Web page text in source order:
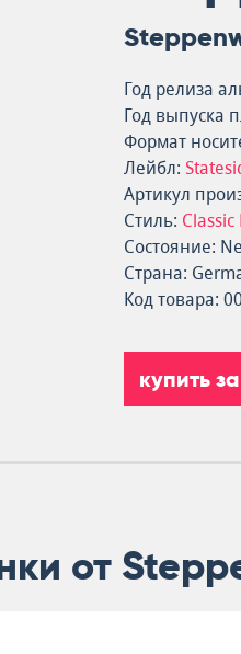
Год релиза
Год выпуска
Формат
Лейбл:
Артикул
Стиль: Classic
Состояние:
Страна:
Код товара:
купить
от